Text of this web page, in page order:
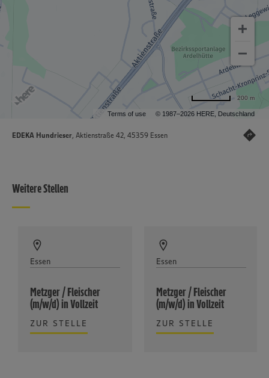
Terms of use © 1987–2026 HERE, Deutschland
200 m
EDEKA Hundrieser , Aktienstraße 42, 45359 Essen
Weitere Stellen
Essen
Metzger / Fleischer
(m/w/d) in Vollzeit
ZUR STELLE
Essen
Metzger / Fleischer
(m/w/d) in Vollzeit
ZUR STELLE